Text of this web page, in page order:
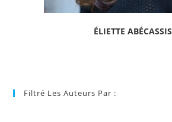
ÉLIETTE ABÉCASSIS
Filtré Les Auteurs Par :